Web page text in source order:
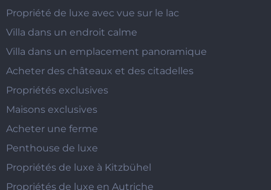
Propriété de luxe avec vue sur le lac
Villa dans un endroit calme
Villa dans un emplacement panoramique
Acheter des châteaux et des citadelles
Propriétés exclusives
Maisons exclusives
Acheter une ferme
Penthouse de luxe
Propriétés de luxe à Kitzbühel
Propriétés de luxe en Autriche